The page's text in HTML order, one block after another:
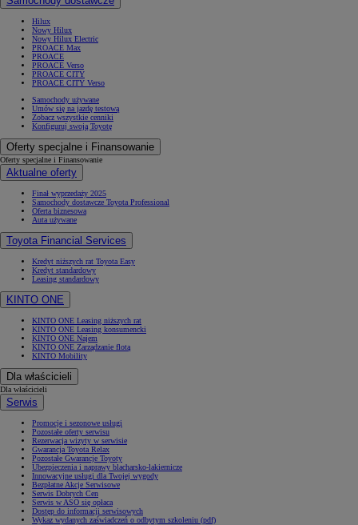
Hilux
Nowy Hilux
Nowy Hilux Electric
PROACE Max
PROACE
PROACE Verso
PROACE CITY
PROACE CITY Verso
Samochody używane
Umów się na jazdę testową
Zobacz wszystkie cenniki
Konfiguruj swoją Toyotę
Oferty specjalne i Finansowanie
Oferty specjalne i Finansowanie
Aktualne oferty
Finał wyprzedaży 2025
Samochody dostawcze Toyota Professional
Oferta biznesowa
Auta używane
Toyota Financial Services
Kredyt niższych rat Toyota Easy
Kredyt standardowy
Leasing standardowy
KINTO ONE
KINTO ONE Leasing niższych rat
KINTO ONE Leasing konsumencki
KINTO ONE Najem
KINTO ONE Zarządzanie flotą
KINTO Mobility
Dla właścicieli
Dla właścicieli
Serwis
Promocje i sezonowe usługi
Pozostałe oferty serwisu
Rezerwacja wizyty w serwisie
Gwarancja Toyota Relax
Pozostałe Gwarancje Toyoty
Ubezpieczenia i naprawy blacharsko-lakiernicze
Innowacyjne usługi dla Twojej wygody
Bezpłatne Akcje Serwisowe
Serwis Dobrych Cen
Serwis w ASO się opłaca
Dostęp do informacji serwisowych
Wykaz wydanych zaświadczeń o odbytym szkoleniu (pdf)